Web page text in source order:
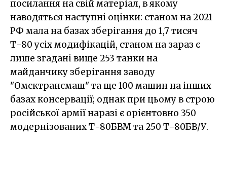
посилання на свій матеріал, в якому
наводяться наступні оцінки: станом на 2021
РФ мала на базах зберігання до 1,7 тисяч
Т-80 усіх модифікацій, станом на зараз є
лише згадані вище 253 танки на
майданчику зберігання заводу
"Омсктрансмаш" та ще 100 машин на інших
базах консервації; однак при цьому в строю
російської армії наразі є орієнтовно 350
модернізованих Т-80БВМ та 250 Т-80БВ/У.